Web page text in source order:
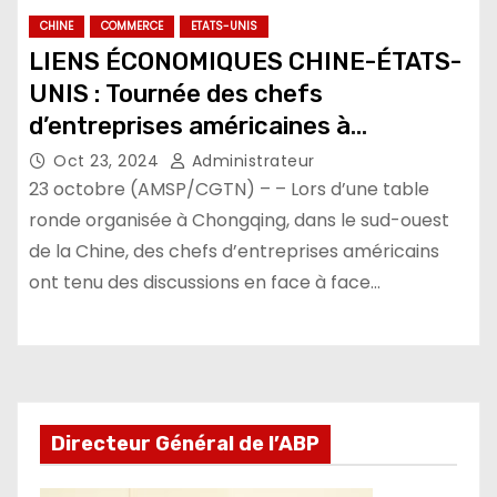
CHINE COMMERCE ETATS-UNIS
LIENS ÉCONOMIQUES CHINE-ÉTATS-
UNIS : Tournée des chefs
d’entreprises américaines à
Chongqing
Oct 23, 2024 Administrateur
23 octobre (AMSP/CGTN) – – Lors d’une table
ronde organisée à Chongqing, dans le sud-ouest
de la Chine, des chefs d’entreprises américains
ont tenu des discussions en face à face…
Directeur Général de l’ABP